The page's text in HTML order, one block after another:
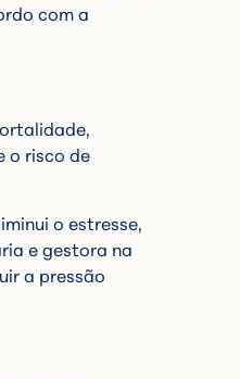
com a
o risco de
o estresse,
e gestora na
a pressão